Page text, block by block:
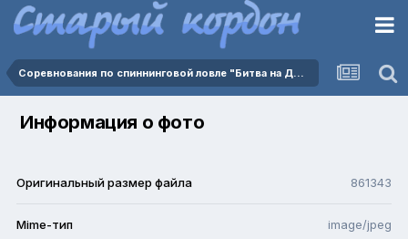
Соревнования по спиннинговой ловле "Битва на Дейме 2025" 02.08.2025
Информация о фото
Оригинальный размер файла 861343
Mime-тип image/jpeg